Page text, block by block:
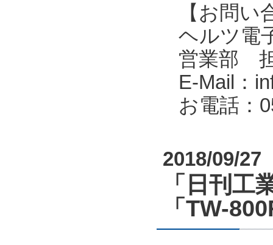
【お問い
ヘルツ電
営業部
E-Mail：
お電話：
2018/09/27
「日刊工
「TW-